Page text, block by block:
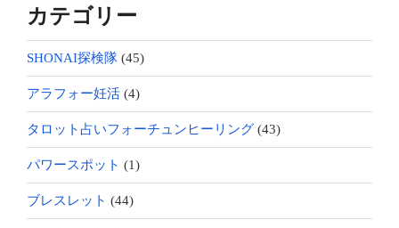
カテゴリー
SHONAI探検隊 (45)
アラフォー妊活 (4)
タロット占いフォーチュンヒーリング (43)
パワースポット (1)
ブレスレット (44)